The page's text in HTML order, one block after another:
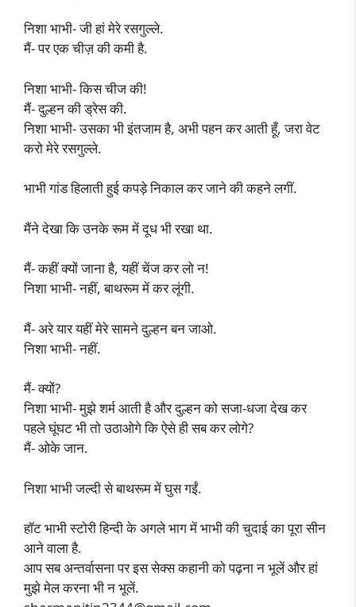
निशा भाभी- जी हां मेरे रसगुल्ले.
मैं- पर एक चीज़ की कमी है.
निशा भाभी- किस चीज की!
मैं- दुल्हन की ड्रेस की.
निशा भाभी- उसका भी इंतजाम है, अभी पहन कर आती हूँ, जरा वेट
करो मेरे रसगुल्ले.
भाभी गांड हिलाती हुई कपड़े निकाल कर जाने की कहने लगीं.
मैंने देखा कि उनके रूम में दूध भी रखा था.
मैं- कहीं क्यों जाना है, यहीं चेंज कर लो न!
निशा भाभी- नहीं, बाथरूम में कर लूंगी.
मैं- अरे यार यहीं मेरे सामने दुल्हन बन जाओ.
निशा भाभी- नहीं.
मैं- क्यों?
निशा भाभी- मुझे शर्म आती है और दुल्हन को सजा-धजा देख कर
पहले घूंघट भी तो उठाओगे कि ऐसे ही सब कर लोगे?
मैं- ओके जान.
निशा भाभी जल्दी से बाथरूम में घुस गईं.
हॉट भाभी स्टोरी हिन्दी के अगले भाग में भाभी की चुदाई का पूरा सीन
आने वाला है.
आप सब अन्तर्वासना पर इस सेक्स कहानी को पढ़ना न भूलें और हां
मुझे मेल करना भी न भूलें.